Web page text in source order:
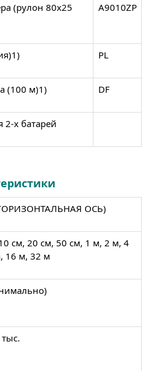
(рулон 80х25
А9010ZP
PL
(100 м)1) DF
2-х батарей
ОСЬ)
см, 20 см, 50 см, 1 м, 2 м, 4
16 м, 32 м